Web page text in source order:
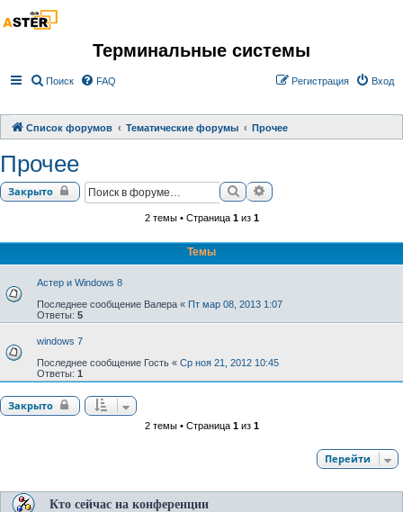
Терминальные системы
Поиск FAQ Вход
Регистрация
Список форумов Тематические форумы Прочее
Прочее
Закрыто ПоискРасширенный поиск
2 темы • Страница 1из 1
Темы
Астер и Windows 8
Последнее сообщение Валера « Пт мар 08, 2013 1:07
Ответы: 5
windows 7
Последнее сообщение Гость « Ср ноя 21, 2012 10:45
Ответы: 1
Закрыто
2 темы • Страница 1из 1
Перейти
Кто сейчас на конференции